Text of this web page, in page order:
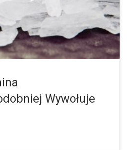
Speed i metamfetamina
[…]
Wywołuje